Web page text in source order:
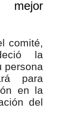
mejor
comité,
la
persona
para
en la
del